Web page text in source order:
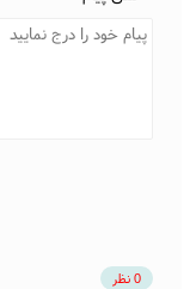
0 نظر